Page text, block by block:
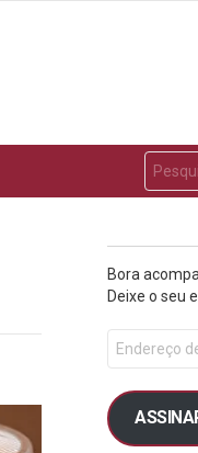
Bora
Deixe o seu